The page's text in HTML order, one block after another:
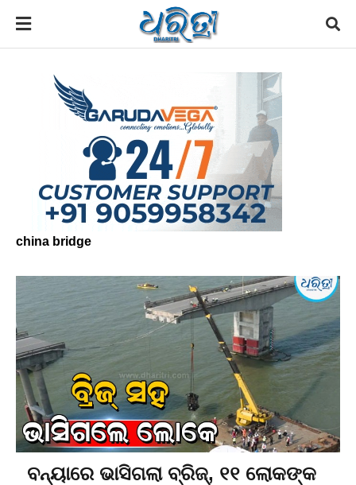
china bridge
ବନ୍ୟାରେ ଭାସିଗଲା ବ୍ରିଜ୍‌, ୧୧ ଲୋକଙ୍କ